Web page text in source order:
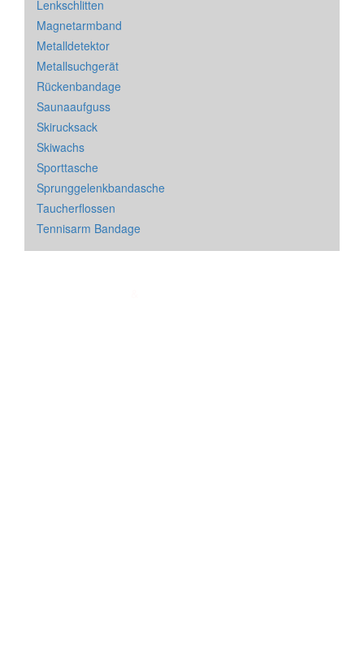
Lenkschlitten
Magnetarmband
Metalldetektor
Metallsuchgerät
Rückenbandage
Saunaaufguss
Skirucksack
Skiwachs
Sporttasche
Sprunggelenkbandasche
Taucherflossen
Tennisarm Bandage